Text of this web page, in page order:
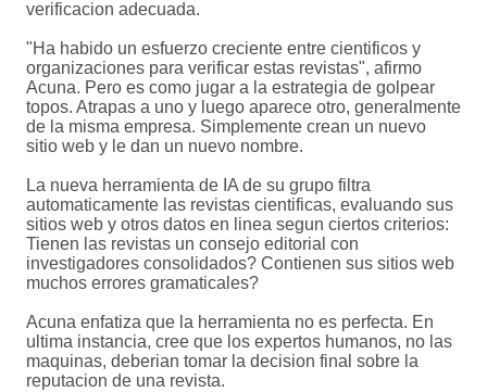
verificacion adecuada.
"Ha habido un esfuerzo creciente entre cientificos y
organizaciones para verificar estas revistas", afirmo
Acuna. Pero es como jugar a la estrategia de golpear
topos. Atrapas a uno y luego aparece otro, generalmente
de la misma empresa. Simplemente crean un nuevo
sitio web y le dan un nuevo nombre.
La nueva herramienta de IA de su grupo filtra
automaticamente las revistas cientificas, evaluando sus
sitios web y otros datos en linea segun ciertos criterios:
Tienen las revistas un consejo editorial con
investigadores consolidados? Contienen sus sitios web
muchos errores gramaticales?
Acuna enfatiza que la herramienta no es perfecta. En
ultima instancia, cree que los expertos humanos, no las
maquinas, deberian tomar la decision final sobre la
reputacion de una revista.